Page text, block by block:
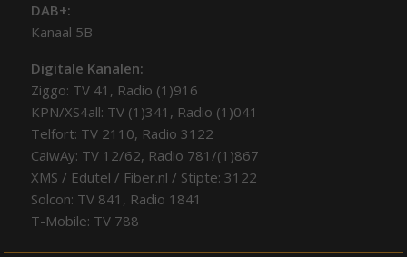
DAB+:
Kanaal 5B
Digitale Kanalen:
Ziggo: TV 41, Radio (1)916
KPN/XS4all: TV (1)341, Radio (1)041
Telfort: TV 2110, Radio 3122
CaiwAy: TV 12/62, Radio 781/(1)867
XMS / Edutel / Fiber.nl / Stipte: 3122
Solcon: TV 841, Radio 1841
T-Mobile: TV 788